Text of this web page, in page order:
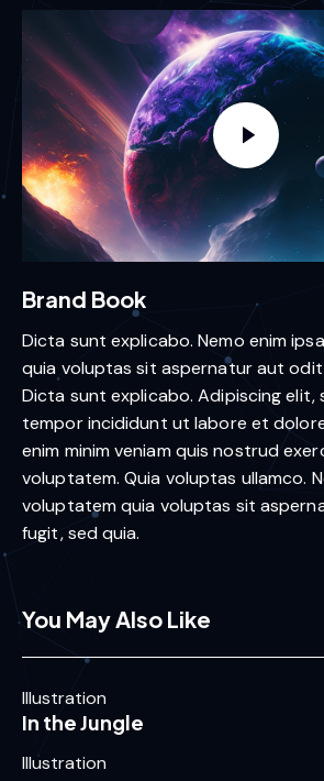
Brand Book
Dicta sunt explicabo. Nemo enim
quia voluptas sit aspernatur aut
Dicta sunt explicabo. Adipiscing elit,
tempor incididunt ut labore et
enim minim veniam quis nostrud
voluptatem. Quia voluptas ullamco.
voluptatem quia voluptas sit
fugit, sed quia.
You May Also Like
Illustration
In the Jungle
Illustration